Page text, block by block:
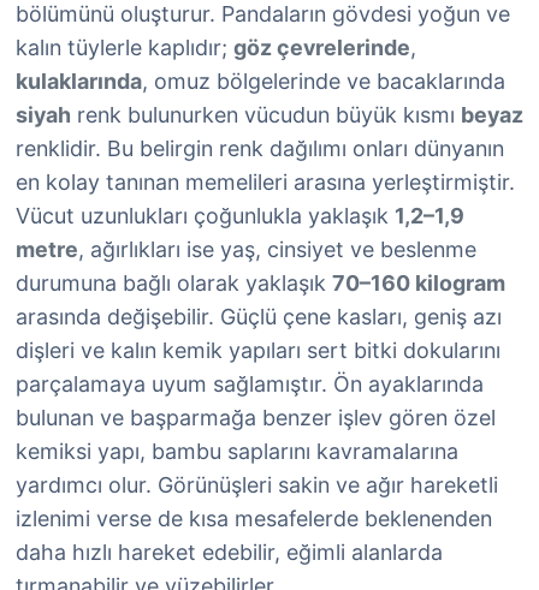
bölümünü oluşturur. Pandaların gövdesi yoğun ve
kalın tüylerle kaplıdır; göz çevrelerinde,
kulaklarında, omuz bölgelerinde ve bacaklarında
siyah renk bulunurken vücudun büyük kısmı beyaz
renklidir. Bu belirgin renk dağılımı onları dünyanın
en kolay tanınan memelileri arasına yerleştirmiştir.
Vücut uzunlukları çoğunlukla yaklaşık 1,2–1,9
metre, ağırlıkları ise yaş, cinsiyet ve beslenme
durumuna bağlı olarak yaklaşık 70–160 kilogram
arasında değişebilir. Güçlü çene kasları, geniş azı
dişleri ve kalın kemik yapıları sert bitki dokularını
parçalamaya uyum sağlamıştır. Ön ayaklarında
bulunan ve başparmağa benzer işlev gören özel
kemiksi yapı, bambu saplarını kavramalarına
yardımcı olur. Görünüşleri sakin ve ağır hareketli
izlenimi verse de kısa mesafelerde beklenenden
daha hızlı hareket edebilir, eğimli alanlarda